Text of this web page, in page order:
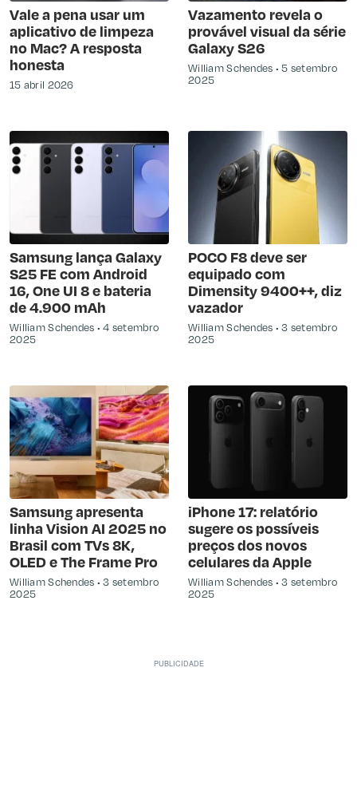
Vale a pena usar um
aplicativo de limpeza
no Mac? A resposta
honesta
15 abril 2026
Vazamento revela o
provável visual da série
Galaxy S26
William Schendes
5 setembro
2025
Samsung lança Galaxy
S25 FE com Android
16, One UI 8 e bateria
de 4.900 mAh
William Schendes
4 setembro
2025
POCO F8 deve ser
equipado com
Dimensity 9400++, diz
vazador
William Schendes
3 setembro
2025
Samsung apresenta
linha Vision AI 2025 no
Brasil com TVs 8K,
OLED e The Frame Pro
William Schendes
3 setembro
2025
iPhone 17: relatório
sugere os possíveis
preços dos novos
celulares da Apple
William Schendes
3 setembro
2025